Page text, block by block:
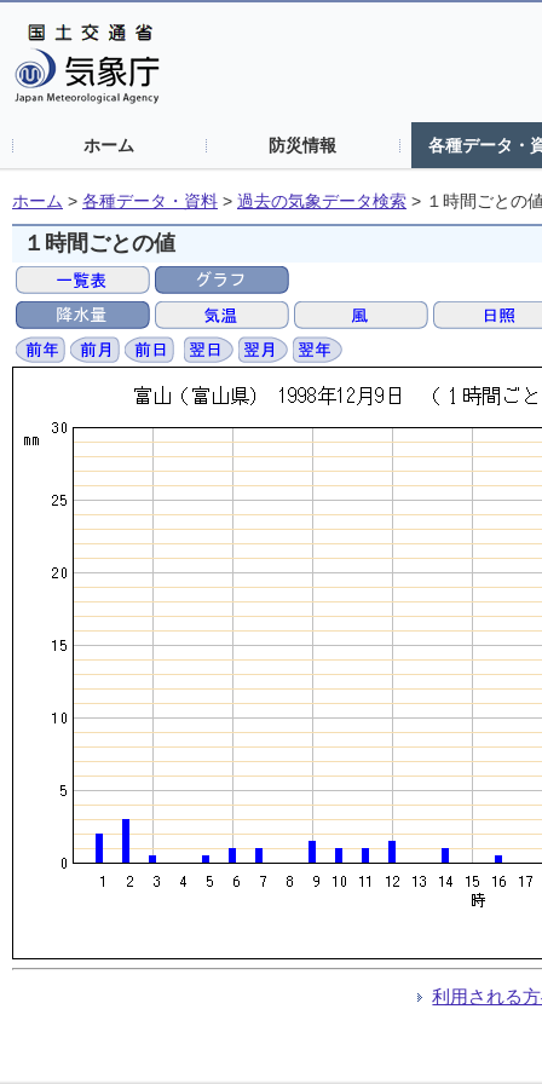
ホーム 防災情報 各種データ・
ホーム > 各種データ・資料 > 過去の気象データ検索 > １時間ごとの
１時間ごとの値
利用される